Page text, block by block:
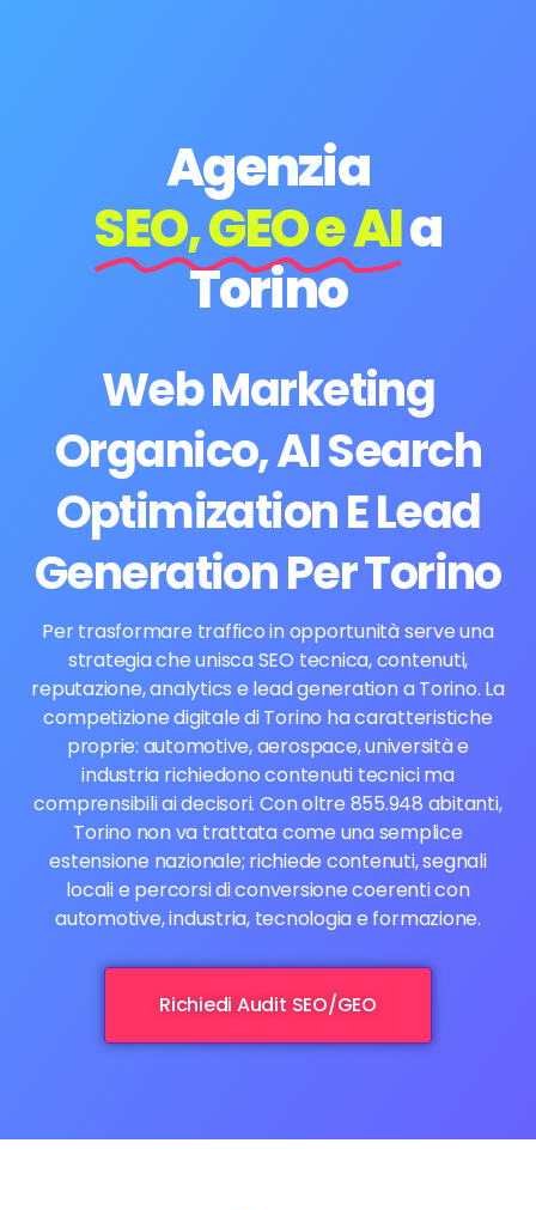
Agenzia
SEO, GEO e AIa
Torino
Web Marketing
Organico, AI Search
Optimization E Lead
Generation Per Torino
Per trasformare traffico in opportunità serve una
strategia che unisca SEO tecnica, contenuti,
reputazione, analytics e lead generation a Torino. La
competizione digitale di Torino ha caratteristiche
proprie: automotive, aerospace, università e
industria richiedono contenuti tecnici ma
comprensibili ai decisori. Con oltre 855.948 abitanti,
Torino non va trattata come una semplice
estensione nazionale; richiede contenuti, segnali
locali e percorsi di conversione coerenti con
automotive, industria, tecnologia e formazione.
Richiedi Audit SEO/GEO